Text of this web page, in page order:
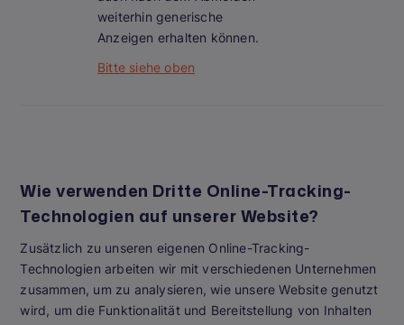
weiterhin generische
Anzeigen erhalten können.
Bitte siehe oben
Wie verwenden Dritte Online-Tracking-
Technologien auf unserer Website?
Zusätzlich zu unseren eigenen Online-Tracking-
Technologien arbeiten wir mit verschiedenen Unternehmen
zusammen, um zu analysieren, wie unsere Website genutzt
wird, um die Funktionalität und Bereitstellung von Inhalten